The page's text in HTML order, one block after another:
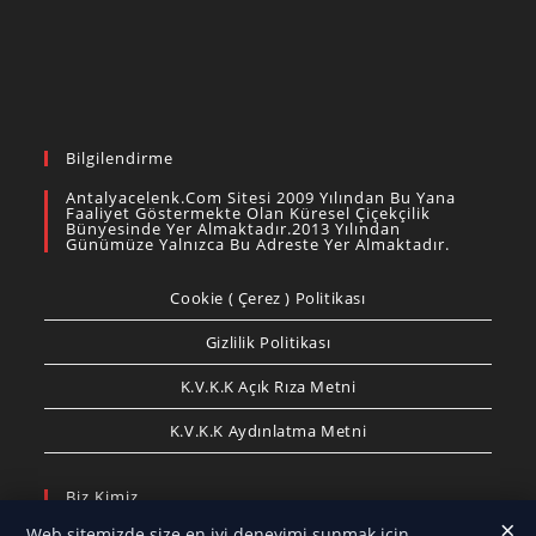
×
Bilgilendirme
Antalyacelenk.com Sitesi 2009 Yılından Bu Yana
Faaliyet Göstermekte Olan Küresel Çiçekçilik
Bünyesinde Yer Almaktadır.2013 Yılından
Günümüze Yalnızca Bu Adreste Yer Almaktadır.
Cookie ( Çerez ) Politikası
Gizlilik Politikası
K.V.K.K Açık Rıza Metni
K.V.K.K Aydınlatma Metni
Biz Kimiz